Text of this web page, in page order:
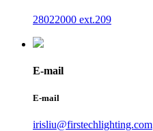
28022000 ext.209
E-mail
E-mail
irisliu@firstechlighting.com